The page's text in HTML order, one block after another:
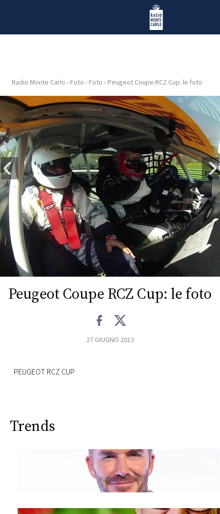
Radio Monte Carlo
HOME
RADIO
WEB
RADIO
PLAYLIST
NEWS
FOTO
CONCORSI
EVENTI
RMC
Radio Monte Carlo › Foto › Foto › Peugeot Coupe RCZ Cup: le foto
Peugeot Coupe RCZ Cup: le foto
27 GIUGNO 2013
PEUGEOT RCZ CUP
Trends